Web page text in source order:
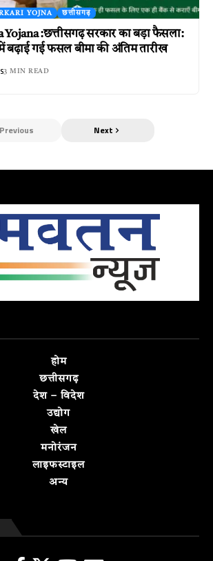
YOJNA छत्तीसगढ़
Yojana :छत्तीसगढ़ सरकार का बड़ा फैसला:
बढ़ाई गई फसल बीमा की अंतिम तारीख
3 MIN READ
Previous Next
होम
छत्तीसगढ़
देश – विदेश
उद्योग
खेल
मनोरंजन
लाइफस्टाइल
अन्य